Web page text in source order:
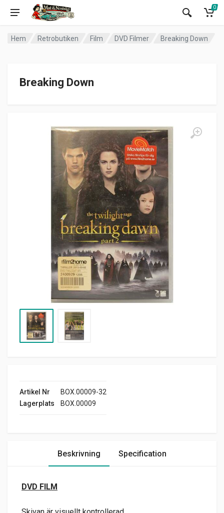
0
Hem Retrobutiken Film DVD Filmer Breaking Down
Breaking Down
Artikel Nr
BOX.00009-32
Lagerplats
BOX.00009
Beskrivning Specification
DVD FILM